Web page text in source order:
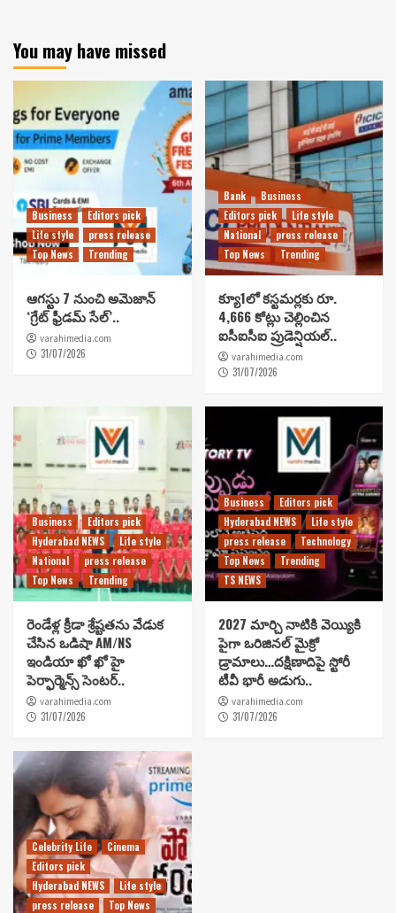
You may have missed
Business
Editors pick
Life style
press release
Top News
Trending
ఆగస్టు 7 నుంచి అమెజాన్
‘గ్రేట్ ఫ్రీడమ్ సేల్’..
varahimedia.com
31/07/2026
Bank
Business
Editors pick
Life style
National
press release
Top News
Trending
క్యూ1లో కస్టమర్లకు రూ.
4,666 కోట్లు చెల్లించిన
ఐసీఐసీఐ ప్రుడెన్షియల్..
varahimedia.com
31/07/2026
Business
Editors pick
Hyderabad NEWS
Life style
National
press release
Top News
Trending
రెండేళ్ల క్రీడా శ్రేష్టతను వేడుక
చేసిన ఒడిషా AM/NS
ఇండియా ఖో ఖో హై
పెర్ఫార్మెన్స్ సెంటర్..
varahimedia.com
31/07/2026
Business
Editors pick
Hyderabad NEWS
Life style
press release
Technology
Top News
Trending
TS NEWS
2027 మార్చి నాటికి వెయ్యికి
పైగా ఒరిజినల్ మైక్రో
డ్రామాలు…దక్షిణాదిపై స్టోరీ
టీవీ భారీ అడుగు..
varahimedia.com
31/07/2026
Celebrity Life
Cinema
Editors pick
Hyderabad NEWS
Life style
press release
Top News